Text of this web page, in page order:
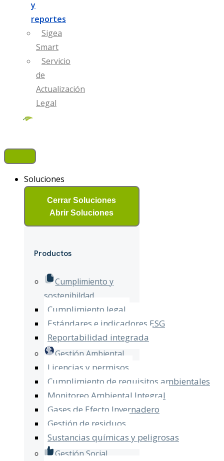
y
reportes
Sigea
Smart
Servicio
de
Actualización
Legal​
Soluciones
Cerrar Soluciones
Abrir Soluciones
Productos
Cumplimiento y
sostenibildad
Cumplimiento legal
Estándares e indicadores ESG
Reportabilidad integrada
Gestión Ambiental
Licencias y permisos
Cumplimiento de requisitos ambientales
Monitoreo Ambiental Integral
Gases de Efecto Invernadero
Gestión de residuos
Sustancias químicas y peligrosas
Gestión Social